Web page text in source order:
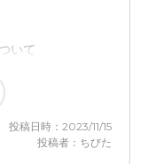
す。
通です。駐車場が
。
いて
いしない口の聞き
するという施設の
投稿日時：2023/11/15
投稿者：ちびた